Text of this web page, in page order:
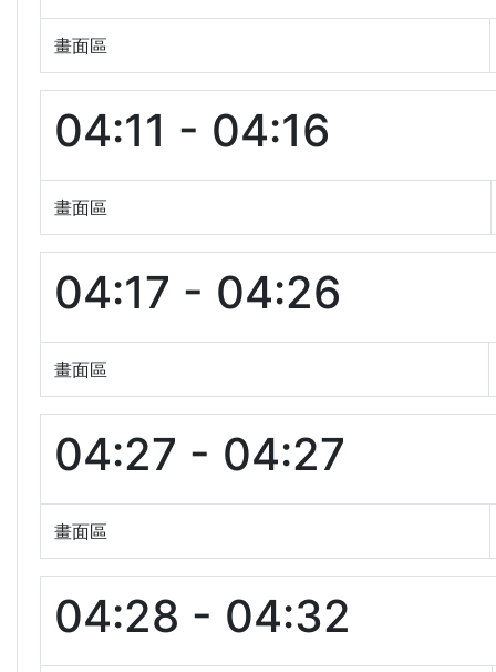
畫面區
04:11 - 04:16
畫面區
04:17 - 04:26
畫面區
04:27 - 04:27
畫面區
04:28 - 04:32